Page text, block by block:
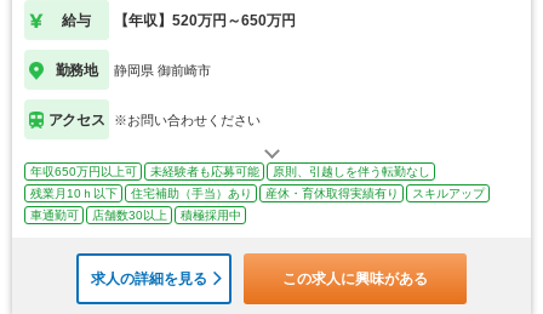
給与 【年収】520万円～650万円
勤務地 静岡県 御前崎市
アクセス ※お問い合わせください
年収650万円以上可 未経験者も応募可能
原則、引越しを伴う転勤なし
残業月10ｈ以下
住宅補助（手当）あり 産休・育休取得実績有り
スキルアップ
車通勤可
店舗数30以上 積極採用中
求人の詳細を見る この求人に興味がある